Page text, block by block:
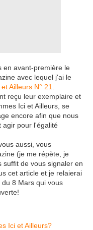
en avant-première le
avec lequel j'ai le
Ailleurs N° 21
reçu leur exemplaire et
Ici et Ailleurs, se
encore afin que nous
agir pour l'égalité
aussi, vous
(je me répète, je
suffit de vous signaler en
cet article et je relaierai
8 Mars qui vous